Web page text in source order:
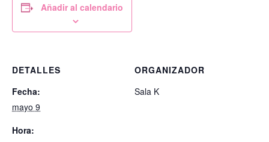
Añadir al calendario
DETALLES
Fecha:
mayo 9
Hora:
ORGANIZADOR
Sala K